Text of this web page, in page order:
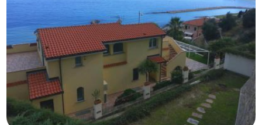
Meerblick